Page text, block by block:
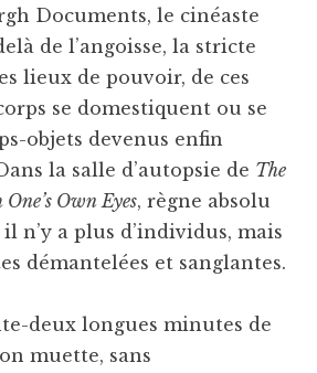
Documents, le cinéaste
de l’angoisse, la stricte
lieux de pouvoir, de ces
se domestiquent ou se
objets devenus enfin
la salle d’autopsie de The
Own Eyes, règne absolu
n’y a plus d’individus, mais
démantelées et sanglantes.
deux longues minutes de
muette, sans